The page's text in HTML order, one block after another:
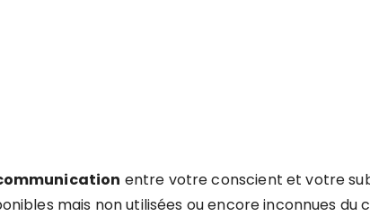
entre votre conscient et votre
mais non utilisées ou encore inconnues du